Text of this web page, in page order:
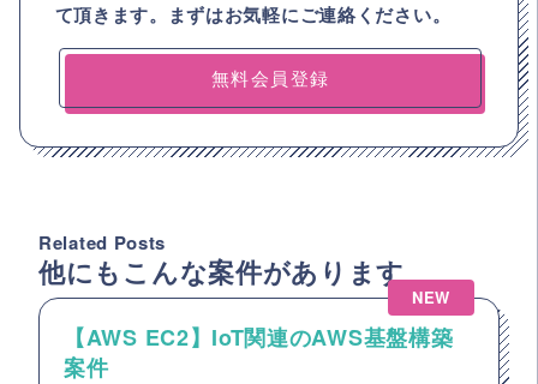
て頂きます。まずはお気軽にご連絡ください。
無料会員登録
Related Posts
他にもこんな案件があります
NEW
【AWS EC2】IoT関連のAWS基盤構築
案件